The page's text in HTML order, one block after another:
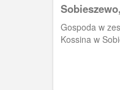
teren ten
Ogrodu
przedstawia
Gospoda w
Kossina w